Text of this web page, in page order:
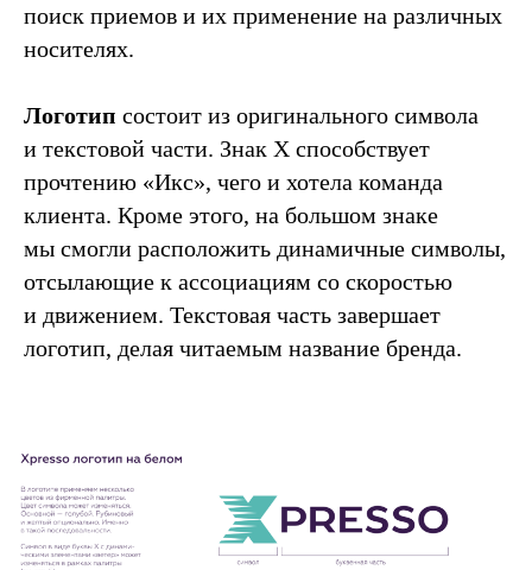
поиск приемов и их применение на различных
носителях.
Логотип состоит из оригинального символа
и текстовой части. Знак Х способствует
прочтению «Икс», чего и хотела команда
клиента. Кроме этого, на большом знаке
мы смогли расположить динамичные символы,
отсылающие к ассоциациям со скоростью
и движением. Текстовая часть завершает
логотип, делая читаемым название бренда.